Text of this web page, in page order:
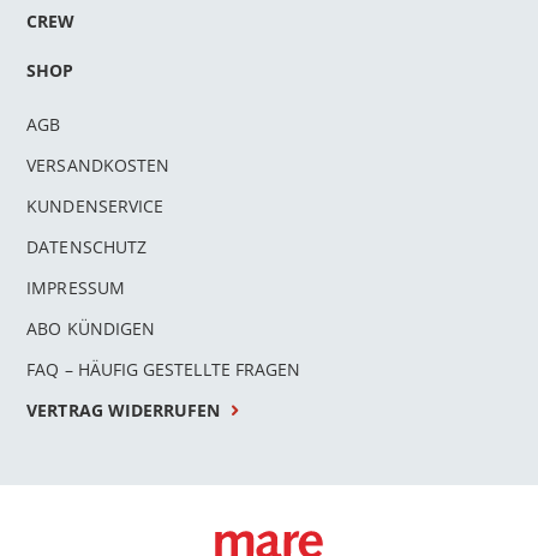
CREW
SHOP
AGB
VERSANDKOSTEN
KUNDENSERVICE
DATENSCHUTZ
IMPRESSUM
ABO KÜNDIGEN
FAQ – HÄUFIG GESTELLTE FRAGEN
VERTRAG WIDERRUFEN